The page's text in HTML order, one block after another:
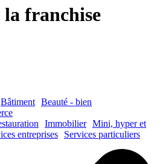
franchise
Bâtiment Beauté - bien
Immobilier Mini, hyper et
entreprises Services particuliers